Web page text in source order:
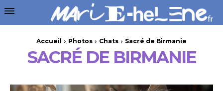
Accueil Photos Chats Sacré de Birmanie
SACRÉ DE BIRMANIE